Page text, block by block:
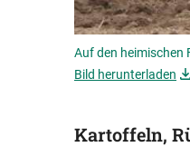
Auf den heimischen
Bild herunterladen
Kartoffeln,